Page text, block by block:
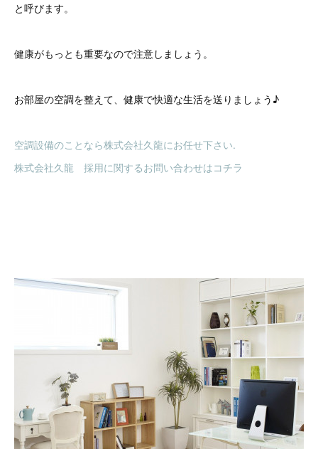
と呼びます。
健康がもっとも重要なので注意しましょう。
お部屋の空調を整えて、健康で快適な生活を送りましょう♪
空調設備のことなら株式会社久龍にお任せ下さい.
株式会社久龍 採用に関するお問い合わせはコチラ